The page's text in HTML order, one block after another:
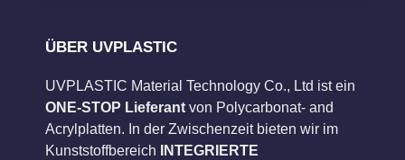
ÜBER UVPLASTIC
UVPLASTIC Material Technology Co., Ltd ist ein
ONE-STOP Lieferant von Polycarbonat- and
Acrylplatten. In der Zwischenzeit bieten wir im
Kunststoffbereich
INTEGRIERTE